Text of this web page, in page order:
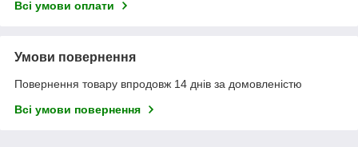
Всі умови оплати
Умови повернення
Повернення товару впродовж 14 днів за домовленістю
Всі умови повернення